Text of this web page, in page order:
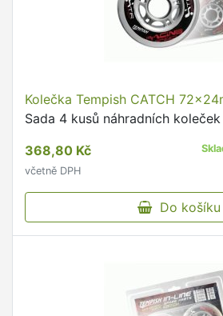
Kolečka Tempish CATCH
Sada 4 kusů náhradních
368,80 Kč
včetně DPH
Do košíku